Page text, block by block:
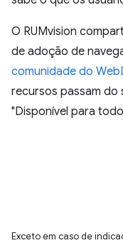
O RUMvision
de adoção de
comunidade do
recursos passam do
"Disponível para
Exceto em caso de